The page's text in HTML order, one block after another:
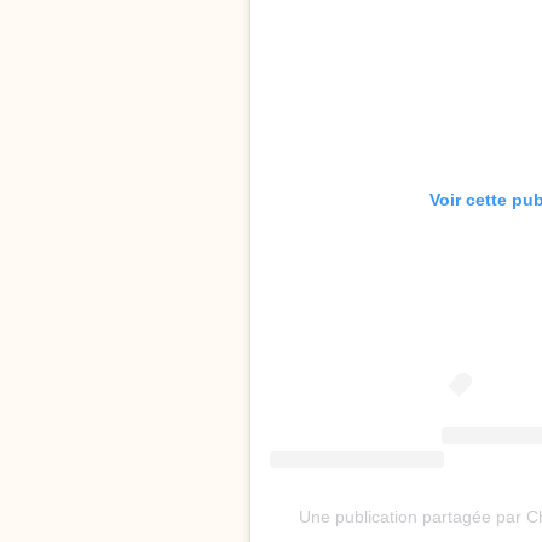
Voir cette
Une publication partagée par